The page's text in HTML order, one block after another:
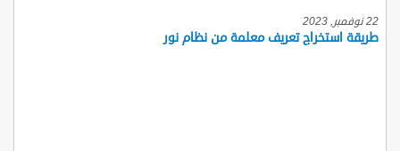
22 نوفمبر, 2023
طريقة استخراج تعريف معلمة من نظام نور